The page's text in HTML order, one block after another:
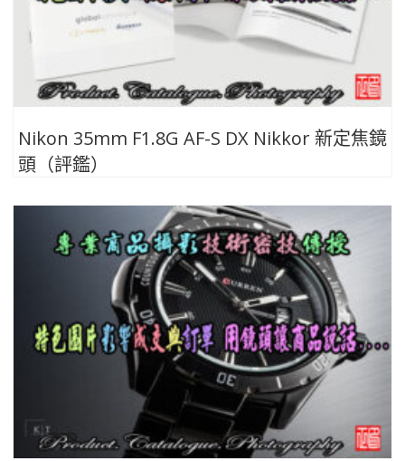
Nikon 35mm F1.8G AF-S DX Nikkor 新定焦鏡
頭（評鑑）